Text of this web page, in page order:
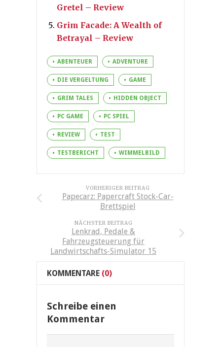
Gretel – Review
Grim Facade: A Wealth of
Betrayal – Review
ABENTEUER ADVENTURE
DIE VERGELTUNG GAME
GRIM TALES HIDDEN OBJECT
PC GAME PC SPIEL
REVIEW TEST
TESTBERICHT WIMMELBILD
VORHERIGER BEITRAG
Papecarz: Papercraft Stock-Car-
Brettspiel
NÄCHSTER BEITRAG
Lenkrad, Pedale &
Fahrzeugsteuerung für
Landwirtschafts-Simulator 15
KOMMENTARE (0)
Schreibe einen
Kommentar